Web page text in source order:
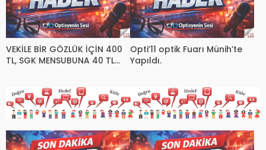
VEKİLE BİR GÖZLÜK İÇİN 400
TL, SGK MENSUBUNA 40 TL
BAĞDAŞIR DEĞİLDİR.
Opti’11 optik Fuarı Münih’te
Yapıldı.